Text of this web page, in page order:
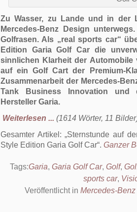
Zu Wasser, zu Lande und in der
Mercedes-Benz Design
Golfrasen. Als „real sports car“
Edition Garia Golf Car die
sinnlichen Klarheit der Automobile
auf ein Golf Cart der Premium-
Zusammenarbeit der Mercedes-
Tank Business Innovation und
Hersteller Garia.
Weiterlesen ... (1614 Wörter, 11
Gesamter Artikel: Sternstunde auf
Style Edition Garia Golf Car . Ganzer
Tags:Garia, Garia Golf Car, Golf,
sports car,
Veröffentlicht in Mercedes-